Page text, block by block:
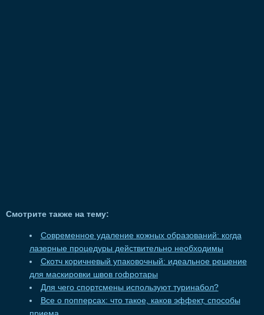
Смотрите также на тему:
Современное удаление кожных образований: когда
лазерные процедуры действительно необходимы
Скотч коричневый упаковочный: идеальное решение
для маскировки швов гофротары
Для чего спортсмены используют туринабол?
Все о попперсах: что такое, каков эффект, способы